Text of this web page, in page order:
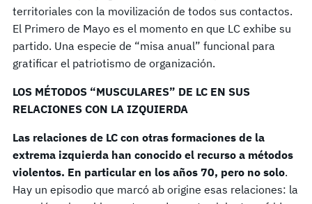
territoriales con la movilización de todos sus contactos.
El Primero de Mayo es el momento en que LC exhibe su
partido. Una especie de “misa anual” funcional para
gratificar el patriotismo de organización.
LOS MÉTODOS “MUSCULARES” DE LC EN SUS
RELACIONES CON LA IZQUIERDA
Las relaciones de LC con otras formaciones de la
extrema izquierda han conocido el recurso a métodos
violentos. En particular en los años 70, pero no solo.
Hay un episodio que marcó ab origine esas relaciones: la